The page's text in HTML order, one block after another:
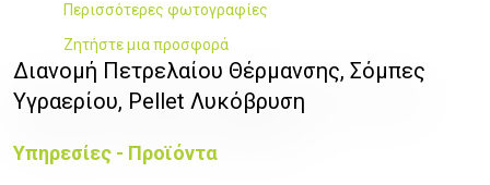
Περισσότερες φωτογραφίες
Ζητήστε μια προσφορά
Διανομή Πετρελαίου Θέρμανσης, Σόμπες
Υγραερίου, Pellet Λυκόβρυση
Υπηρεσίες - Προϊόντα